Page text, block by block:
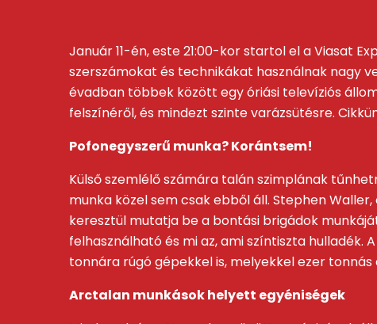
Január 11-én, este 21:00-kor startol el a Viasat
szerszámokat és technikákat használnak nagy
évadban többek között egy óriási televíziós
felszínéről, és mindezt szinte varázsütésre.
Pofonegyszerű munka? Korántsem!
Külső szemlélő számára talán szimplának
munka közel sem csak ebből áll. Stephen
keresztül mutatja be a bontási brigádok
felhasználható és mi az, ami színtiszta
tonnára rúgó gépekkel is, melyekkel ezer
Arctalan munkások helyett egyéniségek